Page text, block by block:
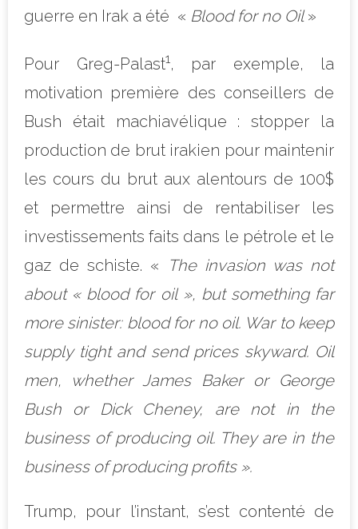
guerre en Irak a été « Blood for no Oil»
Pour Greg-Palast1, par exemple, la
motivation première des conseillers de
Bush était machiavélique : stopper la
production de brut irakien pour maintenir
les cours du brut aux alentours de 100$
et permettre ainsi de rentabiliser les
investissements faits dans le pétrole et le
gaz de schiste. «
The invasion was not
about « blood for oil », but something far
more sinister: blood for no oil. War to keep
supply tight and send prices skyward. Oil
men, whether James Baker or George
Bush or Dick Cheney, are not in the
business of producing oil. They are in the
business of producing profits ».
Trump, pour l’instant, s’est contenté de